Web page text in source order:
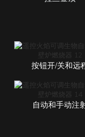
按钮开/关和远
自动和手动注